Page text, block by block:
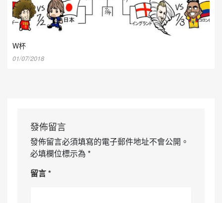
W杯
01/07/2018
發佈留言
發佈留言必須填寫的電子郵件地址不會公開。
必填欄位標示為 *
留言*